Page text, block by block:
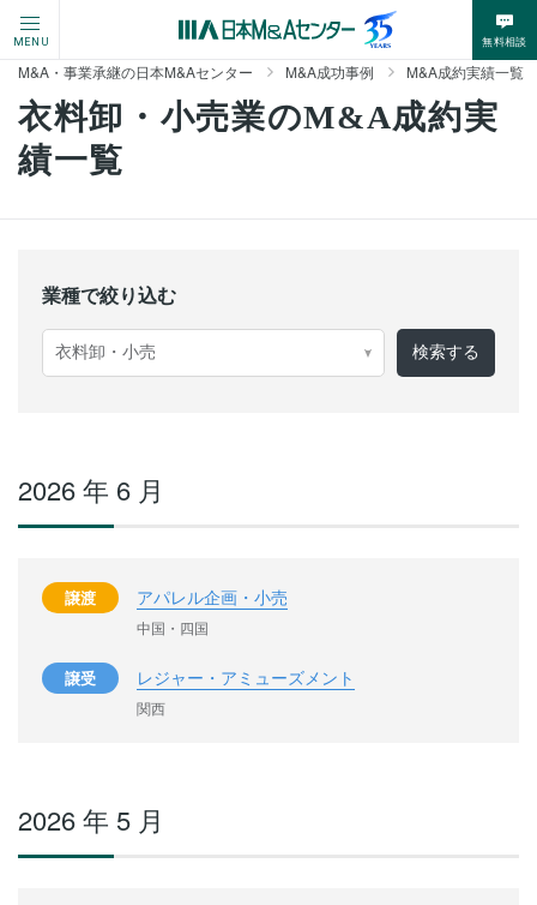
MENU 無料相談
M&A・事業承継の日本M&Aセンター M&A成功事例 M&A成約実績一覧
衣料卸・小売業のM&A成約実
績一覧
業種で絞り込む
2026 年 6 月
譲渡 アパレル企画・小売
中国・四国
譲受 レジャー・アミューズメント
関西
2026 年 5 月